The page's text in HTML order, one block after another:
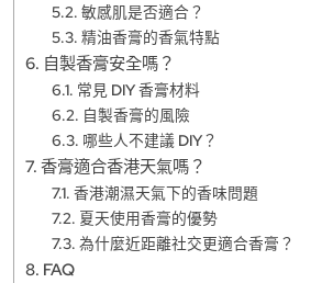
敏感肌是否適合？
精油香膏的香氣特點
自製香膏安全嗎？
常見 DIY 香膏材料
自製香膏的風險
哪些人不建議 DIY？
香膏適合香港天氣嗎？
香港潮濕天氣下的香味問題
夏天使用香膏的優勢
為什麼近距離社交更適合香膏？
FAQ